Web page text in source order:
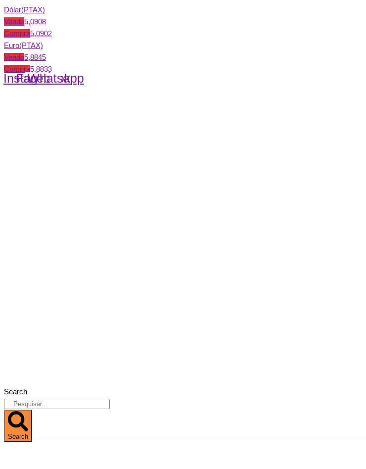
Dólar(PTAX)
Venda5,0908
Compra5,0902
Euro(PTAX)
Venda5,8845
Compra5,8833
Instagram
Facebook
Whatsapp
Search
Search